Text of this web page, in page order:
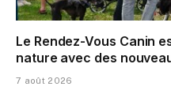
Le Rendez-Vous Canin
nature avec des
7 août 2026